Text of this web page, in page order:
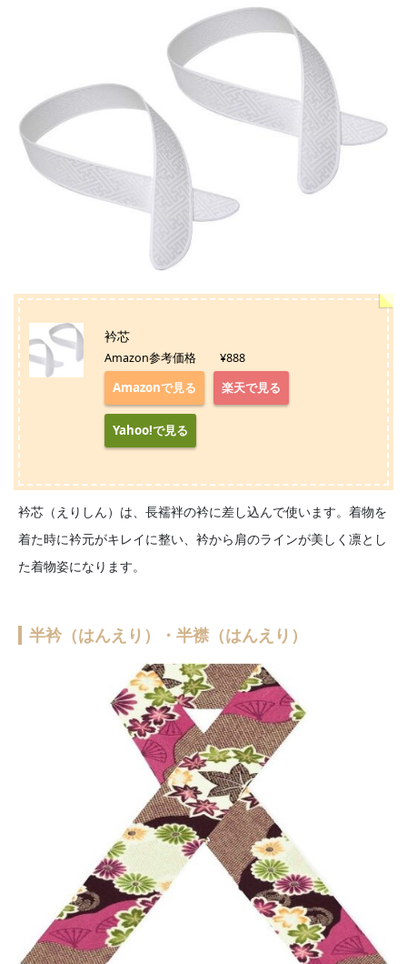
衿芯
Amazon参考価格 ¥888
Amazonで見る 楽天で見る
Yahoo!で見る
衿芯（えりしん）は、長襦袢の衿に差し込んで使います。着物を
着た時に衿元がキレイに整い、衿から肩のラインが美しく凛とし
た着物姿になります。
半衿（はんえり）・半襟（はんえり）